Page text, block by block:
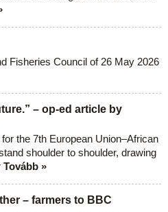
Fisheries Council of 26 May 2026
– op-ed article by
the 7th European Union–African
shoulder to shoulder, drawing
Tovább »
– farmers to BBC